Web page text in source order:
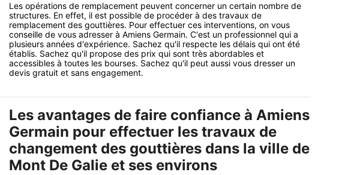
Les opérations de remplacement peuvent concerner un certain nombre de
structures. En effet, il est possible de procéder à des travaux de
remplacement des gouttières. Pour effectuer ces interventions, on vous
conseille de vous adresser à Amiens Germain. C'est un professionnel qui a
plusieurs années d'expérience. Sachez qu'il respecte les délais qui ont été
établis. Sachez qu'il propose des prix qui sont très abordables et
accessibles à toutes les bourses. Sachez qu'il peut aussi vous dresser un
devis gratuit et sans engagement.
Les avantages de faire confiance à Amiens
Germain pour effectuer les travaux de
changement des gouttières dans la ville de
Mont De Galie et ses environs